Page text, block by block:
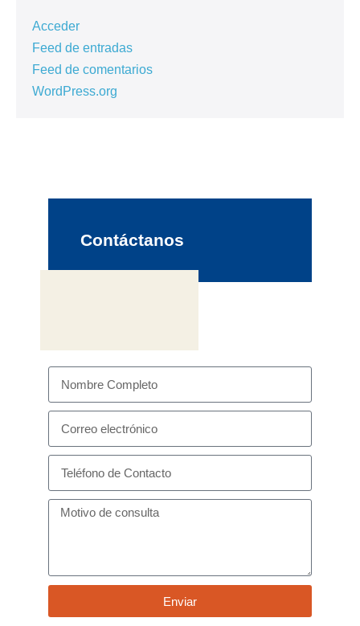
Acceder
Feed de entradas
Feed de comentarios
WordPress.org
Contáctanos
Enviar